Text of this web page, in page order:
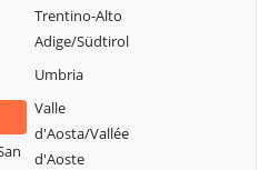
Troia
Vico del Gargano
Vieste
Volturara Appula
Volturino
Trentino-Alto
Adige/Südtirol
Umbria
Valle
d'Aosta/Vallée
d'Aoste